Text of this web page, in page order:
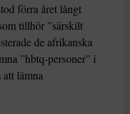
förra året långt
tillhör ”särskilt
de afrikanska
”hbtq-personer” i
lämna